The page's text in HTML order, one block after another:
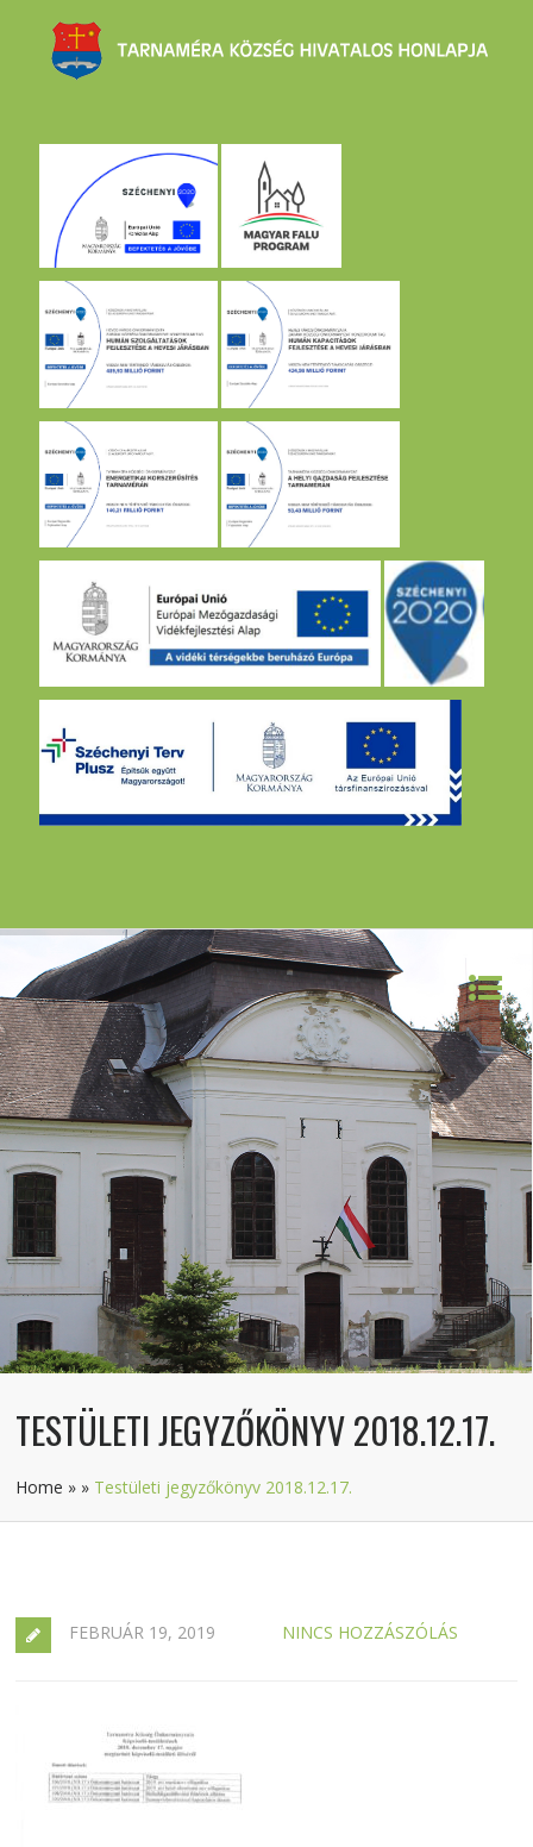
TESTÜLETI JEGYZŐKÖNYV 2018.12.17.
Home » » Testületi jegyzőkönyv 2018.12.17.
FEBRUÁR 19, 2019 NINCS HOZZÁSZÓLÁS